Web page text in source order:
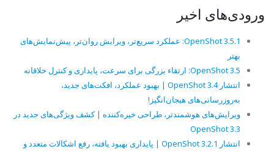
ورودی‌های اخیر
OpenShot 3.5.1: عملکرد سریع‌تر، ویرایش روان‌تر، پیش‌نمایش‌های
بهتر
OpenShot 3.5: ارتقاء بزرگی برای سرعت، پایداری و کنترل خلاقانه
انتشار OpenShot 3.4 | بهبود عملکرد، افکت‌های جدید،
به‌روزرسانی‌های هیجان‌انگیز!
ویرایش‌های هوشمندتر، طراحی خیره‌کننده | کشف ویژگی‌های جدید در
OpenShot 3.3
انتشار OpenShot 3.2.1 | پایداری بهبود یافته، رفع اشکالات متعدد و